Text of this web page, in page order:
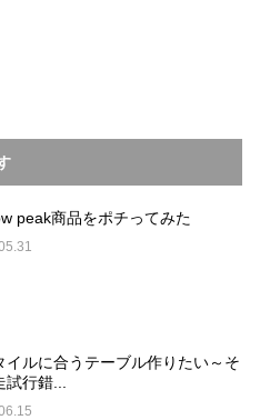
peak商品をポチってみた
イルに合うテーブル作りたい～そ
行錯...